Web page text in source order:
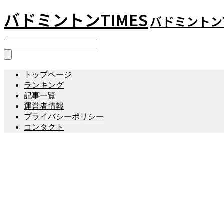
バドミントンTIMESバドミント
トップページ
ランキング
記事一覧
運営者情報
プライバシーポリシー
コンタクト